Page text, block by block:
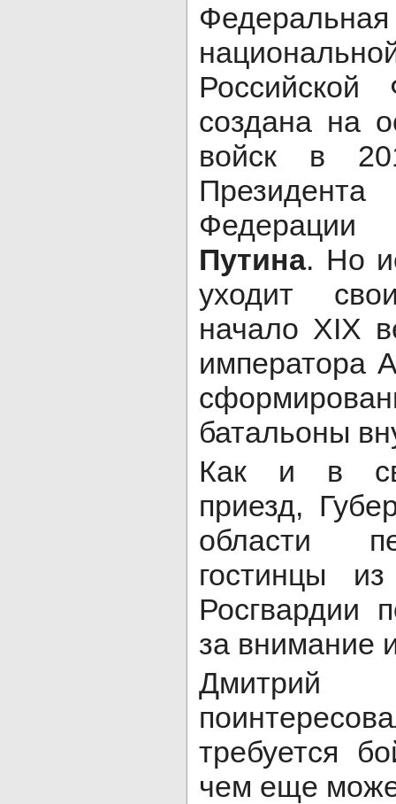
создана на
войск в
Путина. Но
уходит
начало XIX
императора
батальоны
Как и в
приезд,
области
гостинцы
Росгвардии
за внимание
требуется
чем еще